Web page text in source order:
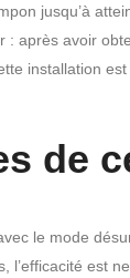
jusqu’à
: après avoir
installation
de
le mode
l’efficacité est